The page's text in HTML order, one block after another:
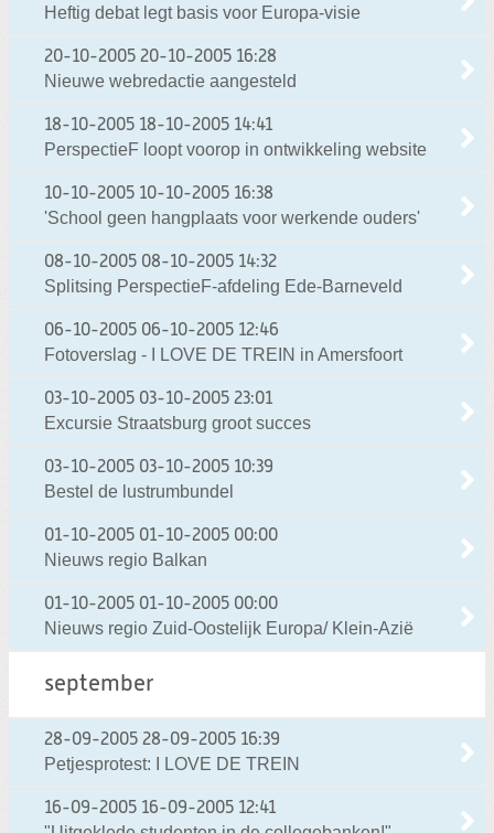
Heftig debat legt basis voor Europa-visie
20-10-2005 20-10-2005 16:28
Nieuwe webredactie aangesteld
18-10-2005 18-10-2005 14:41
PerspectieF loopt voorop in ontwikkeling website
10-10-2005 10-10-2005 16:38
'School geen hangplaats voor werkende ouders'
08-10-2005 08-10-2005 14:32
Splitsing PerspectieF-afdeling Ede-Barneveld
06-10-2005 06-10-2005 12:46
Fotoverslag - I LOVE DE TREIN in Amersfoort
03-10-2005 03-10-2005 23:01
Excursie Straatsburg groot succes
03-10-2005 03-10-2005 10:39
Bestel de lustrumbundel
01-10-2005 01-10-2005 00:00
Nieuws regio Balkan
01-10-2005 01-10-2005 00:00
Nieuws regio Zuid-Oostelijk Europa/ Klein-Azië
september
28-09-2005 28-09-2005 16:39
Petjesprotest: I LOVE DE TREIN
16-09-2005 16-09-2005 12:41